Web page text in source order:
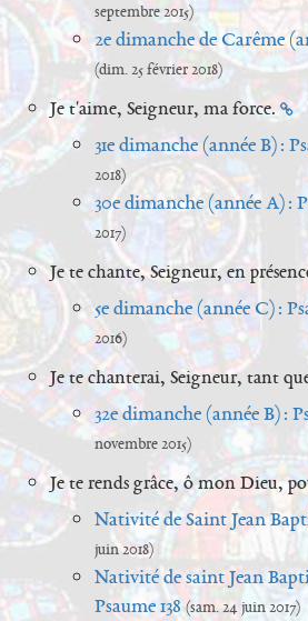
septembre 2015)
2e dimanche de Carême
(dim. 25 février 2018)
Je t'aime, Seigneur, ma force.
31e dimanche (année B) :
2018)
30e dimanche (année A) :
2017)
Je te chante, Seigneur, en
5e dimanche (année C) :
2016)
Je te chanterai, Seigneur, tant
32e dimanche (année B) :
novembre 2015)
Je te rends grâce, ô mon Dieu,
Nativité de Saint Jean
juin 2018)
Nativité de saint Jean
Psaume 138 (sam. 24 juin 2017)